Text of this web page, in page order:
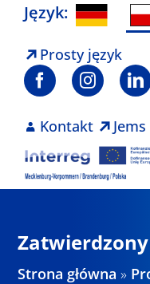
Skip
content
Język:
Prosty język
Kontakt Jems
Projekty
Strona główna »